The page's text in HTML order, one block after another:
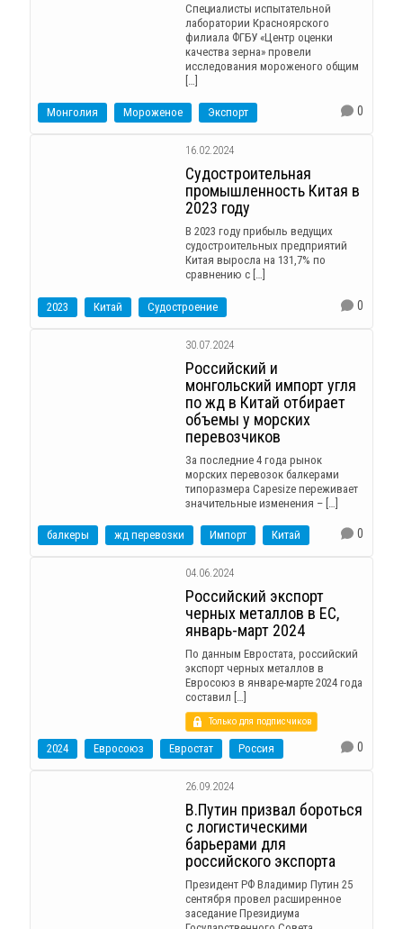
Специалисты испытательной
лаборатории Красноярского
филиала ФГБУ «Центр оценки
качества зерна» провели
исследования мороженого общим
Монголия Мороженое Экспорт 0
16.02.2024
Судостроительная
промышленность Китая в
2023 году
В 2023 году прибыль ведущих
судостроительных предприятий
Китая выросла на 131,7% по
сравнению с […]
2023 Китай Судостроение 0
30.07.2024
Российский и
монгольский импорт угля
по жд в Китай отбирает
объемы у морских
перевозчиков
За последние 4 года рынок
морских перевозок балкерами
типоразмера Capesize переживает
значительные изменения – […]
балкеры жд перевозки Импорт Китай 0
04.06.2024
Российский экспорт
черных металлов в ЕС,
январь-март 2024
По данным Евростата, российский
экспорт черных металлов в
Евросоюз в январе-марте 2024 года
составил […]
Только для подписчиков
2024 Евросоюз Евростат Россия 0
26.09.2024
В.Путин призвал бороться
с логистическими
барьерами для
российского экспорта
Президент РФ Владимир Путин 25
сентября провел расширенное
заседание Президиума